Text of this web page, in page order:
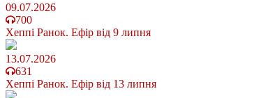
09.07.2026
700
Хеппі Ранок. Ефір від 9 липня
13.07.2026
631
Хеппі Ранок. Ефір від 13 липня